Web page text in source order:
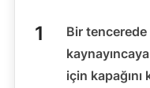
Bir
için kapağını